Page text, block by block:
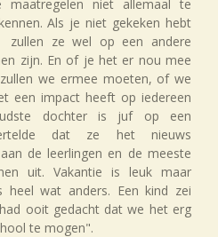
niet allemaal te
Als je niet gekeken hebt
zullen ze wel op een andere
zijn. En of je het er nou mee
we ermee moeten, of we
een impact heeft op iedereen
dochter is juf op een
dat ze het nieuws
de leerlingen en de meeste
uit. Vakantie is leuk maar
heel wat anders. Een kind zei
ooit gedacht dat we het erg
te mogen".